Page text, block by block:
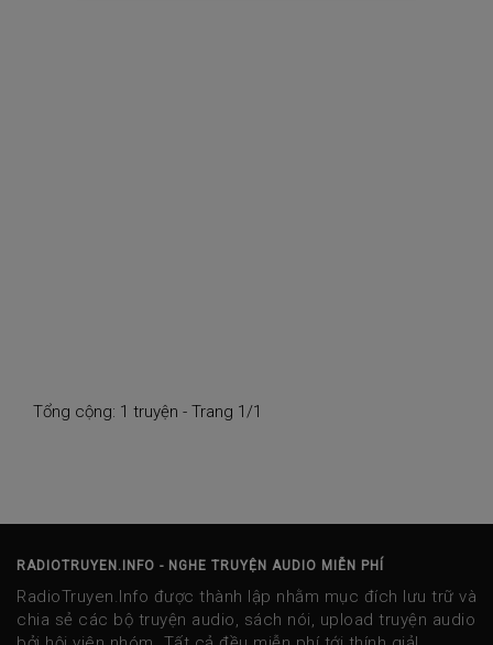
Tổng cộng: 1 truyện - Trang 1/1
RADIOTRUYEN.INFO - NGHE TRUYỆN AUDIO MIỄN PHÍ
RadioTruyen.Info được thành lập nhằm mục đích lưu trữ và
chia sẻ các bộ truyện audio, sách nói, upload truyện audio